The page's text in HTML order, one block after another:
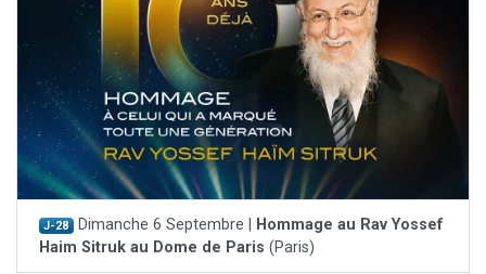
J-28 Dimanche 6 Septembre |
Hommage au Rav Yossef
Haim Sitruk au Dome de Paris (Paris)